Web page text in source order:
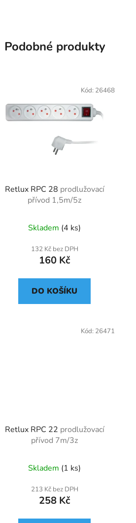
Podobné produkty
Retlux RPC 28 prodlužovací
přívod 1,5m/5z
Skladem (4 ks)
132 Kč bez DPH
160 Kč
DO KOŠÍKU
Kód: 26468
Retlux RPC 22 prodlužovací
přívod 7m/3z
Skladem (1 ks)
213 Kč bez DPH
258 Kč
Kód: 26471